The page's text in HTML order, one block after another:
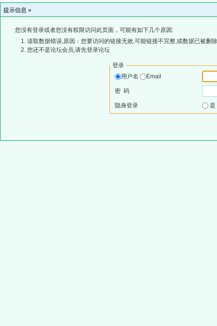
提示信息 »
您没有登录或者您没有权限访问此页面，可能有如下几个原因:
读取数据错误,原因：您要访问的链接无效,可能链接不完整,或数据已被删
您还不是论坛会员,请先登录论坛
登录
用户名
Email
密 码
隐身登录